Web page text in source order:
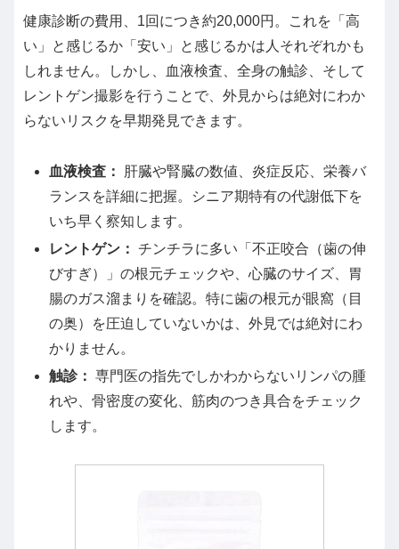
健康診断の費用、1回につき約20,000円。これを「高
い」と感じるか「安い」と感じるかは人それぞれかも
しれません。しかし、血液検査、全身の触診、そして
レントゲン撮影を行うことで、外見からは絶対にわか
らないリスクを早期発見できます。
血液検査：
肝臓や腎臓の数値、炎症反応、栄養バ
ランスを詳細に把握。シニア期特有の代謝低下を
いち早く察知します。
レントゲン： チンチラに多い「不正咬合（歯の伸
びすぎ）」の根元チェックや、心臓のサイズ、胃
腸のガス溜まりを確認。特に歯の根元が眼窩（目
の奥）を圧迫していないかは、外見では絶対にわ
かりません。
触診： 専門医の指先でしかわからないリンパの腫
れや、骨密度の変化、筋肉のつき具合をチェック
します。